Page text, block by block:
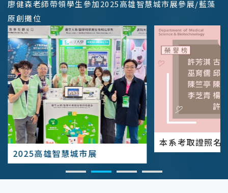
廖健森老師帶領學生參加2025高雄智慧城市展參展/藍藻
原創攤位
2025高雄智慧城市展
本系考取證照名